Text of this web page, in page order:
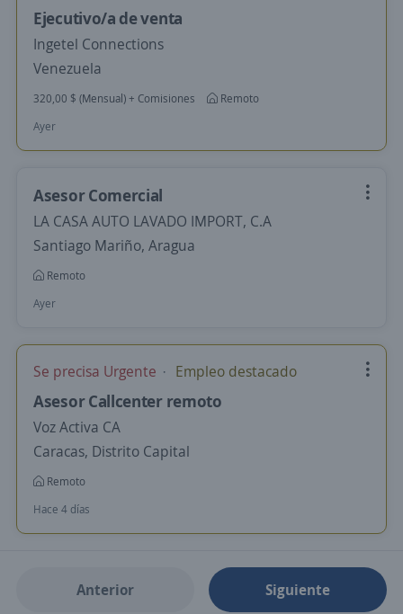
Ejecutivo/a de venta
Ingetel Connections
Venezuela
320,00 $ (Mensual) + Comisiones
Remoto
Ayer
Asesor Comercial
LA CASA AUTO LAVADO IMPORT, C.A
Santiago Mariño, Aragua
Remoto
Ayer
Se precisa Urgente Empleo destacado
Asesor Callcenter remoto
Voz Activa CA
Caracas, Distrito Capital
Remoto
Hace 4 días
Anterior Siguiente